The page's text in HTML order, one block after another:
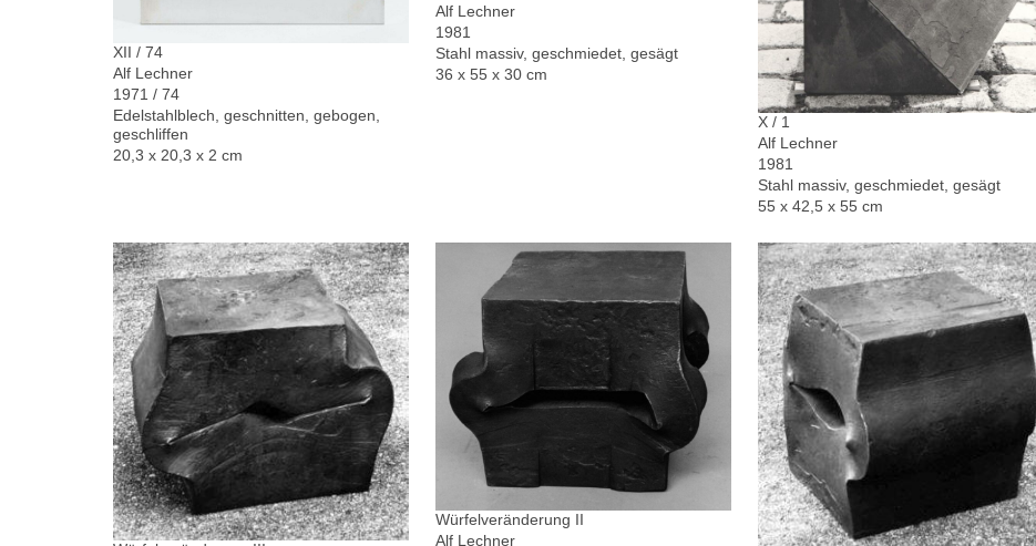
XII / 74
Alf Lechner
1971 / 74
Edelstahlblech, geschnitten, gebogen,
geschliffen
20,3 x 20,3 x 2 cm
Alf Lechner
1981
Stahl massiv, geschmiedet, gesägt
36 x 55 x 30 cm
X / 1
Alf Lechner
1981
Stahl massiv, geschmiedet, gesägt
55 x 42,5 x 55 cm
Würfelveränderung II
Alf Lechner